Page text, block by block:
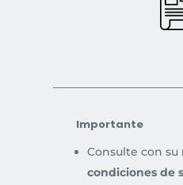
Importante
Consulte con su
condiciones de